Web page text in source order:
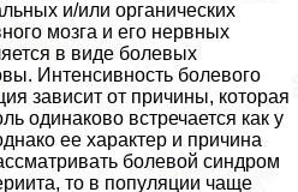
и/или органических
мозга и его нервных
в виде болевых
Интенсивность болевого
зависит от причины, которая
одинаково встречается как у
ее хаpaктер и причина
болевой синдром
то в популяции чаще